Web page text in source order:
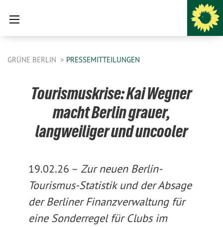
GRÜNE BERLIN PRESSEMITTEILUNGEN
Tourismuskrise: Kai Wegner
macht Berlin grauer,
langweiliger und uncooler
19.02.26 – Zur neuen Berlin-
Tourismus-Statistik und der Absage
der Berliner Finanzverwaltung für
eine Sonderregel für Clubs im